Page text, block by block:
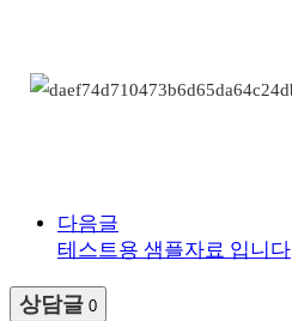
다음글
테스트용 샘플자료 입니다
상담글 0